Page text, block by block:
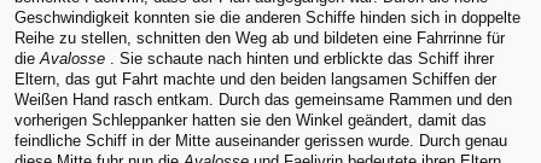
Geschwindigkeit konnten sie die anderen Schiffe hinden sich in doppelte
Reihe zu stellen, schnitten den Weg ab und bildeten eine Fahrrinne für
dieAvalosse . Sie schaute nach hinten und erblickte das Schiff ihrer
Eltern, das gut Fahrt machte und den beiden langsamen Schiffen der
Weißen Hand rasch entkam. Durch das gemeinsame Rammen und den
vorherigen Schleppanker hatten sie den Winkel geändert, damit das
feindliche Schiff in der Mitte auseinander gerissen wurde. Durch genau